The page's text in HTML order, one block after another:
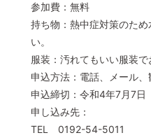
参加費：無料
持ち物：熱中症対策のた
い。
服装：汚れてもいい服装で
申込方法：電話、メール
申込締切：令和4年7月7日
申し込み先：
TEL 0192-54-5011